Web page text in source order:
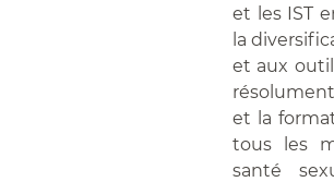
et les IST
la
et aux
et la
tous les
santé